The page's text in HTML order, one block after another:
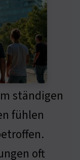
ständigen
fühlen
oft